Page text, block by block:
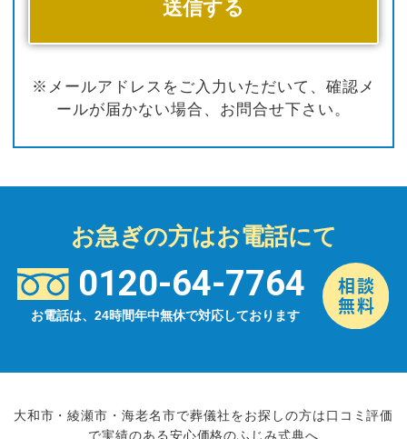
※メールアドレスをご入力いただいて、確認メ
ールが届かない場合、お問合せ下さい。
お急ぎの方はお電話にて
0120-64-7764
お電話は、24時間年中無休で対応しております
大和市・綾瀬市・海老名市で葬儀社をお探しの方は口コミ評価
で実績のある安心価格のふじみ式典へ